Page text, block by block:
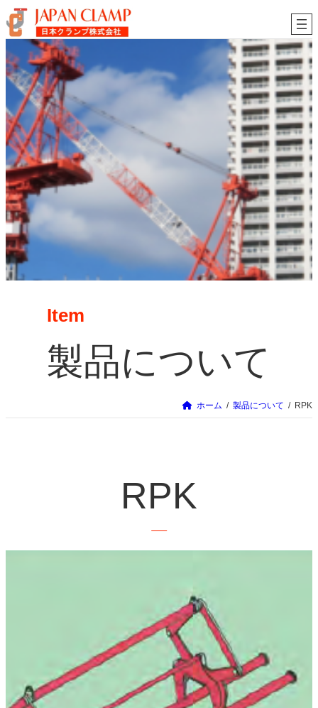
内
容
を
ス
キ
プ
Item
製品について
ホーム 製品について RPK
RPK